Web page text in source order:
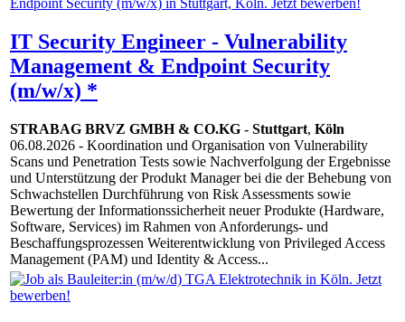
IT Security Engineer - Vulnerability
Management & Endpoint Security
(m/w/x) *
STRABAG BRVZ GMBH & CO.KG - Stuttgart, Köln
06.08.2026 - Koordination und Organisation von Vulnerability
Scans und Penetration Tests sowie Nachverfolgung der Ergebnisse
und Unterstützung der Produkt Manager bei die der Behebung von
Schwachstellen Durchführung von Risk Assessments sowie
Bewertung der Informationssicherheit neuer Produkte (Hardware,
Software, Services) im Rahmen von Anforderungs- und
Beschaffungsprozessen Weiterentwicklung von Privileged Access
Management (PAM) und Identity & Access...